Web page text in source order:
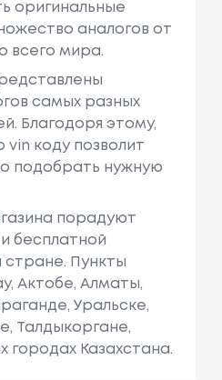
оригинальные
аналогов от
всего мира.
самых разных
Благодоря этому,
коду позволит
подобрать нужную
порадуют
бесплатной
стране. Пункты
Актобе, Алматы,
Уральске,
Талдыкоргане,
городах Казахстана.